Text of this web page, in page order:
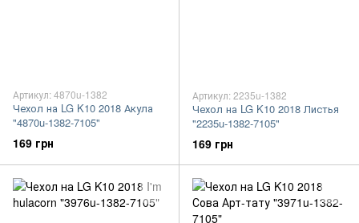
Артикул: 4870u-1382
Чехол на LG K10 2018 Акула
"4870u-1382-7105"
169 грн
Артикул: 2235u-1382
Чехол на LG K10 2018 Листья
"2235u-1382-7105"
169 грн